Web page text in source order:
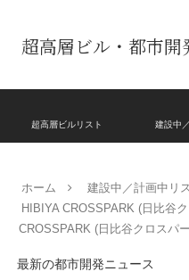
超高層ビル・都市開
超高層ビルリスト 建設中
ホーム 建設中／計画中リ
HIBIYA CROSSPARK (日比谷
CROSSPARK (日比谷クロスパ
最新の都市開発ニュース